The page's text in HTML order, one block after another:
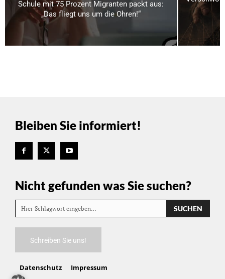
Schule mit 75 Prozent Migranten packt aus:
„Das fliegt uns um die Ohren!“
Bleiben Sie informiert!
Nicht gefunden was Sie suchen?
Hier Schlagwort eingeben… SUCHEN
Schreiben Sie uns!
Datenschutz Impressum